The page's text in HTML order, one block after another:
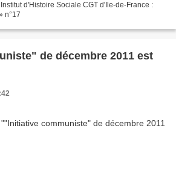
d'Histoire Sociale CGT d'Ile-de-France :
n°17
de décembre 2011 est